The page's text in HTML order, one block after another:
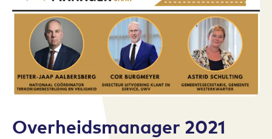
Overheidsmanager 2021